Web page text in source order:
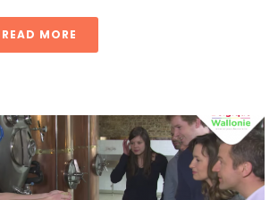
Contact Et Informations
READ MORE